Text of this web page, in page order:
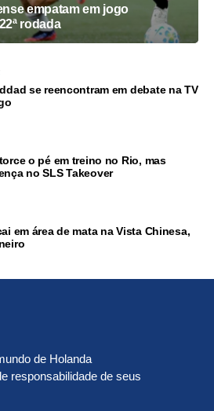
empatam em jogo
rodada
se reencontram em debate na TV
o pé em treino no Rio, mas
no SLS Takeover
em área de mata na Vista Chinesa,
de Holanda
responsabilidade de seus